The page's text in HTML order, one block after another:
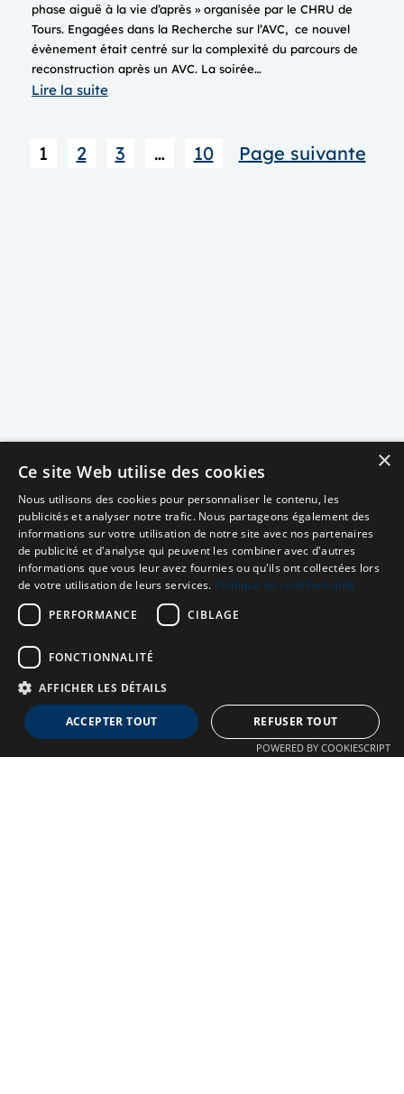
phase aiguë à la vie d’après » organisée par le CHRU de
Tours. Engagées dans la Recherche sur l’AVC, ce nouvel
évènement était centré sur la complexité du parcours de
reconstruction après un AVC. La soirée…
Lire la suite:
de
1 2 3 … 10 Page suivante
Neuro MAV France
Association dédiée aux patients souffrant de Malformations
×
Ce site Web utilise des cookies
Nous utilisons des cookies pour personnaliser le contenu, les
publicités et analyser notre trafic. Nous partageons également des
informations sur votre utilisation de notre site avec nos partenaires
de publicité et d'analyse qui peuvent les combiner avec d'autres
informations que vous leur avez fournies ou qu'ils ont collectées lors
de votre utilisation de leurs services. Politique de confidentialité
PERFORMANCE
CIBLAGE
FONCTIONNALITÉ
AFFICHER LES DÉTAILS
ACCEPTER TOUT REFUSER TOUT
POWERED BY COOKIESCRIPT